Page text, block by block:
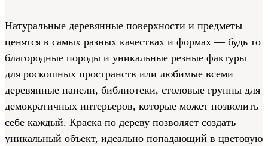
Натуральные деревянные поверхности и предметы
ценятся в самых разных качествах и формах — будь то
благородные породы и уникальные резные фактуры
для роскошных пространств или любимые всеми
деревянные панели, библиотеки, столовые группы для
демократичных интерьеров, которые может позволить
себе каждый. Краска по дереву позволяет создать
уникальный объект, идеально попадающий в цветовую